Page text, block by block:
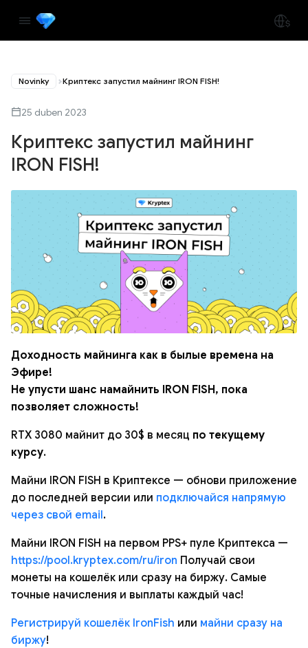
Novinky Криптекс запустил майнинг IRON FISH!
25 duben 2023
Криптекс запустил майнинг
IRON FISH!
Доходность майнинга как в былые времена на
Эфире!
Не упусти шанс намайнить IRON FISH, пока
позволяет сложность!
RTX 3080 майнит до 30$ в месяц по текущему
курсу.
Майни IRON FISH в Криптексе — обнови приложение
до последней версии или подключайся напрямую
через свой email.
Майни IRON FISH на первом PPS+ пуле Криптекса —
https://pool.kryptex.com/ru/iron Получай свои
монеты на кошелёк или сразу на биржу. Самые
точные начисления и выплаты каждый час!
Регистрируй кошелёк IronFish или майни сразу на
биржу!